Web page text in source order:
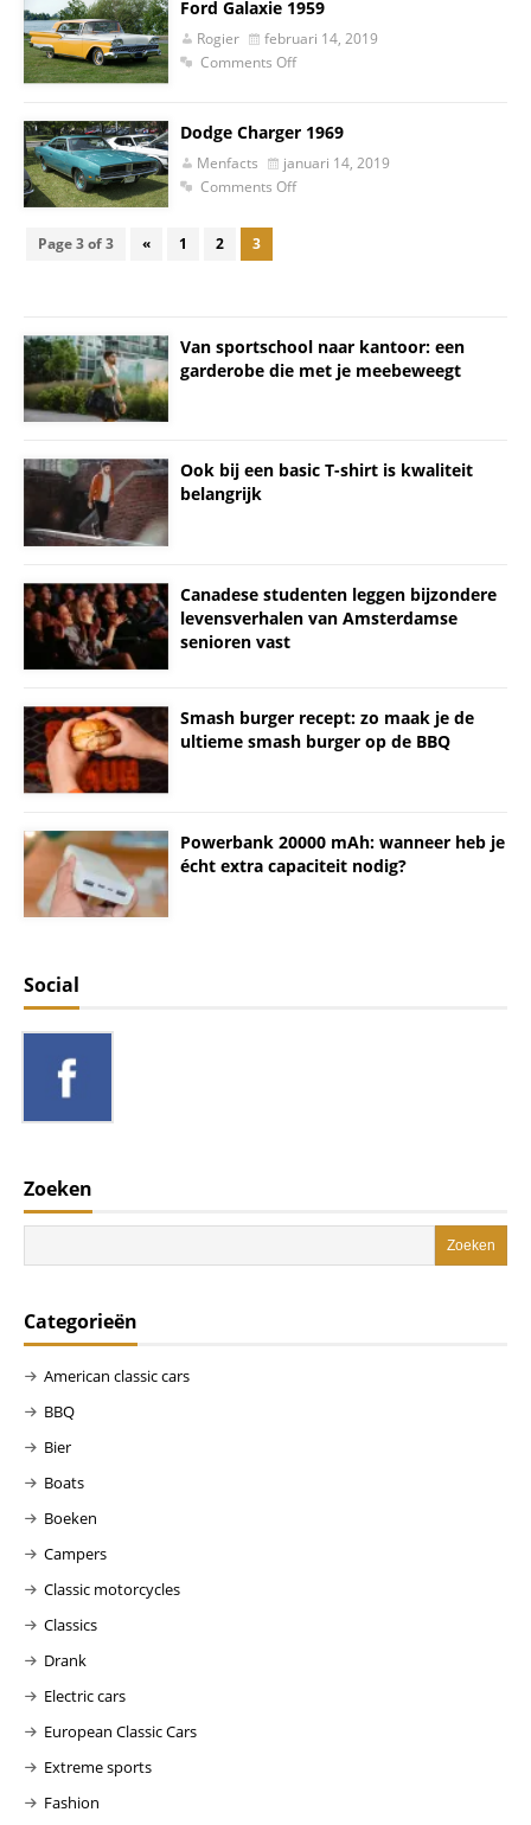
Ford Galaxie 1959
Rogier
februari 14, 2019
Comments Off
Dodge Charger 1969
Menfacts
januari 14, 2019
Comments Off
Page 3 of 3 « 1 2 3
Van sportschool naar kantoor: een
garderobe die met je meebeweegt
Ook bij een basic T-shirt is kwaliteit
belangrijk
Canadese studenten leggen bijzondere
levensverhalen van Amsterdamse
senioren vast
Smash burger recept: zo maak je de
ultieme smash burger op de BBQ
Powerbank 20000 mAh: wanneer heb je
écht extra capaciteit nodig?
Social
Zoeken
Categorieën
American classic cars
BBQ
Bier
Boats
Boeken
Campers
Classic motorcycles
Classics
Drank
Electric cars
European Classic Cars
Extreme sports
Fashion